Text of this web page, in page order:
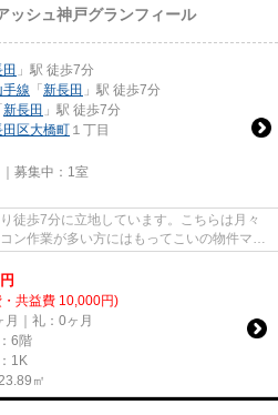
ッシュ神戸グランフィール
」駅 徒歩7分
線 「 新長田 」駅 徒歩7分
新長田 」駅 徒歩7分
区大橋町 １丁目
募集中： 1室
徒歩7分に立地しています。こちらは月々
ン作業が多い方にはもってこいの物件マン
円
共益費 10,000円)
月｜礼：0ヶ月
6階
1K
㎡